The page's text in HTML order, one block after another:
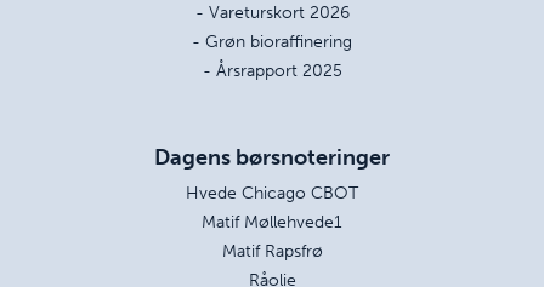
- Vareturskort 2026
- Grøn bioraffinering
- Årsrapport 2025
Dagens børsnoteringer
Hvede Chicago CBOT
Matif Møllehvede1
Matif Rapsfrø
Råolie